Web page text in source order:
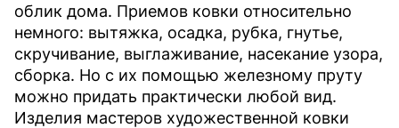
облик дома. Приемов ковки относительно
немного: вытяжка, осадка, рубка, гнутье,
скручивание, выглаживание, насекание узора,
сборка. Но с их помощью железному пруту
можно придать практически любой вид.
Изделия мастеров художественной ковки